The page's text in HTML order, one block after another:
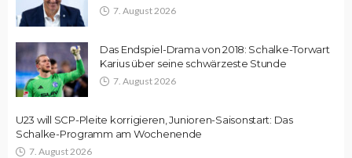
7. August 2026
Das Endspiel-Drama von 2018: Schalke-Torwart
Karius über seine schwärzeste Stunde
7. August 2026
U23 will SCP-Pleite korrigieren, Junioren-Saisonstart: Das
Schalke-Programm am Wochenende
7. August 2026